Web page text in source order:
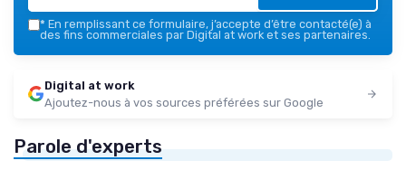
* En remplissant ce formulaire, j’accepte d’être contacté(e) à
des fins commerciales par Digital at work et ses partenaires.
Digital at work
Ajoutez-nous à vos sources préférées sur Google
Parole d'experts